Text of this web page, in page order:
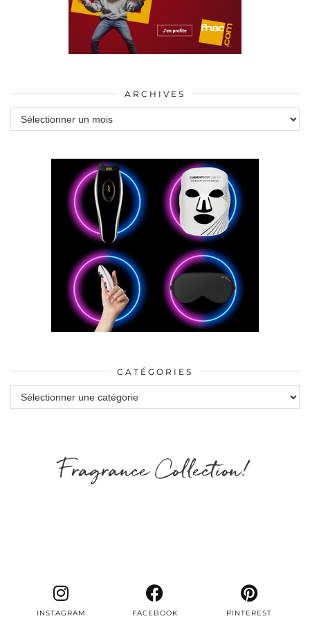
ARCHIVES
Archives
CATÉGORIES
Catégories
Fragrance Collection!
INSTAGRAM FACEBOOK PINTEREST